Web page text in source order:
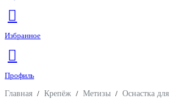
Избранное
Профиль
Главная / Крепёж / Метизы / Оснастка